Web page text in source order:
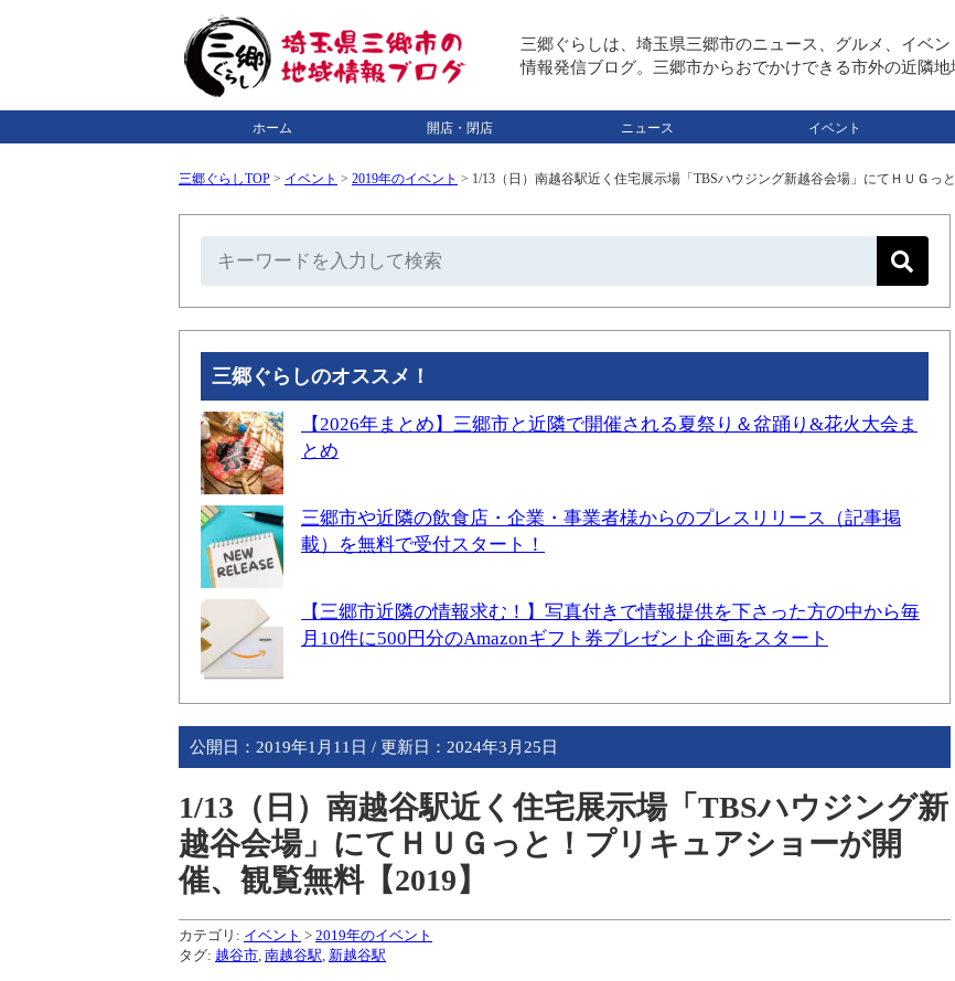
三郷ぐらしは、埼玉県三郷市のニュース、グルメ、イベ
情報発信ブログ。三郷市からおでかけできる市外の近隣地
ホーム 開店・閉店 ニュース イベント
三郷ぐらしTOP > イベント > 2019年のイベント > 1/13（日）南越谷駅近く住宅展示場「TBSハウジング新越谷会場」にてＨＵＧっ
三郷ぐらしのオススメ！
【2026年まとめ】三郷市と近隣で開催される夏祭り＆盆踊り&花火大会ま
とめ
三郷市や近隣の飲食店・企業・事業者様からのプレスリリース（記事掲
載）を無料で受付スタート！
【三郷市近隣の情報求む！】写真付きで情報提供を下さった方の中から毎
月10件に500円分のAmazonギフト券プレゼント企画をスタート
公開日： 2019年1月11日 / 更新日： 2024年3月25日
1/13（日）南越谷駅近く住宅展示場「TBSハウジング新
越谷会場」にてＨＵＧっと！プリキュアショーが開
催、観覧無料【2019】
カテゴリ: イベント > 2019年のイベント
タグ: 越谷市 南越谷駅 新越谷駅